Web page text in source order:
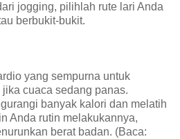
jogging, pilihlah rute lari Anda
berbukit-bukit.
yang sempurna untuk
cuaca sedang panas.
banyak kalori dan melatih
Anda rutin melakukannya,
berat badan. (Baca: